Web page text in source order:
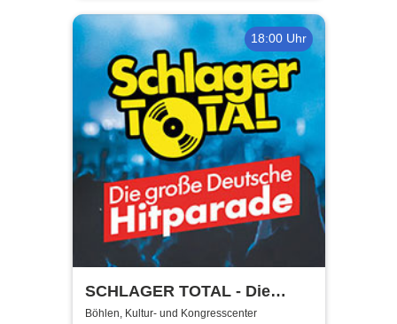
18:00 Uhr
SCHLAGER TOTAL - Die
große deutsche Hitparade
Böhlen, Kultur- und Kongresscenter